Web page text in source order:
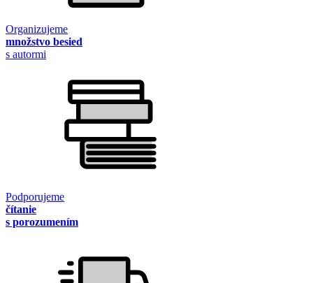
Organizujeme
množstvo besied
s autormi
Podporujeme
čítanie
s porozumením